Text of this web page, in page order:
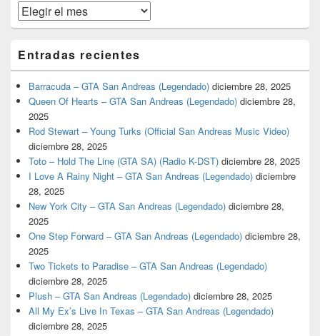
Archivos
Entradas recientes
Barracuda – GTA San Andreas (Legendado) diciembre 28, 2025
Queen Of Hearts – GTA San Andreas (Legendado) diciembre 28,
2025
Rod Stewart – Young Turks (Official San Andreas Music Video)
diciembre 28, 2025
Toto – Hold The Line (GTA SA) (Radio K-DST) diciembre 28, 2025
I Love A Rainy Night – GTA San Andreas (Legendado) diciembre
28, 2025
New York City – GTA San Andreas (Legendado) diciembre 28,
2025
One Step Forward – GTA San Andreas (Legendado) diciembre 28,
2025
Two Tickets to Paradise – GTA San Andreas (Legendado)
diciembre 28, 2025
Plush – GTA San Andreas (Legendado) diciembre 28, 2025
All My Ex’s Live In Texas – GTA San Andreas (Legendado)
diciembre 28, 2025